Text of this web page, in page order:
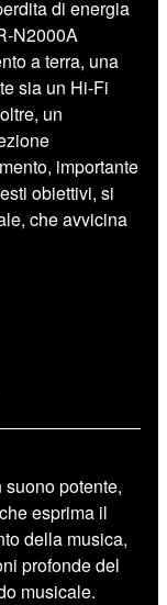
di energia
N2000A
a terra, una
sia un Hi-Fi
un
importante
obiettivi, si
che avvicina
potente,
esprima il
della musica,
profonde del
musicale.